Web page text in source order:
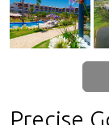
Precise